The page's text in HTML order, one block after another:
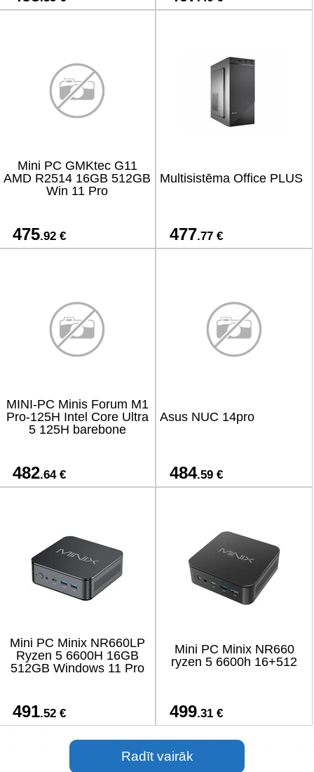
Mini PC GMKtec G11
AMD R2514 16GB 512GB
Win 11 Pro
475.92 €
Multisistēma Office PLUS
477.77 €
MINI-PC Minis Forum M1
Pro-125H Intel Core Ultra
5 125H barebone
482.64 €
Asus NUC 14pro
484.59 €
Mini PC Minix NR660LP
Ryzen 5 6600H 16GB
512GB Windows 11 Pro
491.52 €
Mini PC Minix NR660
ryzen 5 6600h 16+512
499.31 €